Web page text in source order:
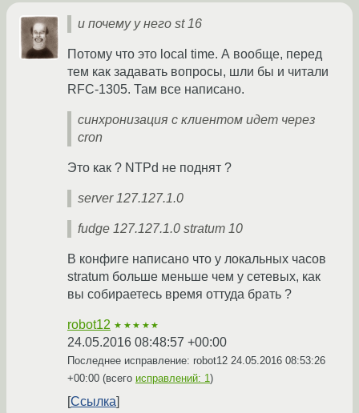
и почему у него st 16
Потому что это local time. А вообще, перед
тем как задавать вопросы, шли бы и читали
RFC-1305. Там все написано.
синхронизация с клиентом идет через
cron
Это как ? NTPd не поднят ?
server 127.127.1.0
fudge 127.127.1.0 stratum 10
В конфиге написано что у локальных часов
stratum больше меньше чем у сетевых, как
вы собираетесь время оттуда брать ?
robot12 ★★★★★
24.05.2016 08:48:57 +00:00
Последнее исправление: robot12 24.05.2016 08:53:26
+00:00 (всего исправлений: 1)
Ссылка